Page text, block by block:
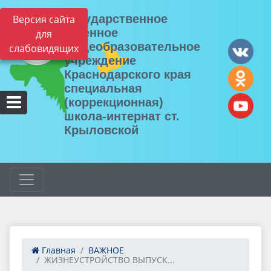
Версия сайта
для
слабовидящих
Государственное
казенное
общеобразовательное
учреждение
Краснодарского края
специальная
(коррекционная)
школа-интернат ст.
Крыловской
Главная
ВАЖНОЕ
ЖИЗНЕУСТРОЙСТВО ВЫПУСК...